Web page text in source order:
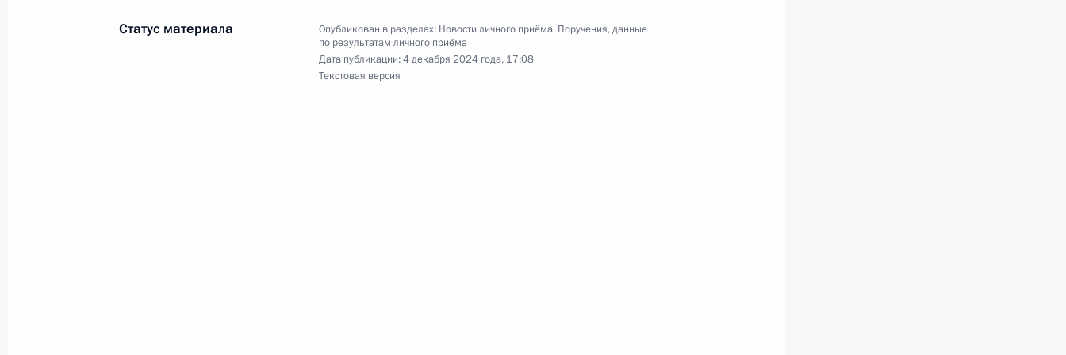
О ходе исполнения поручения, данного по итогам личного приёма в режиме видео-
Статус материала Опубликован в разделах: Новости личного приёма, Поручения, данные
по результатам личного приёма
Дата публикации:4 декабря 2024 года, 17:08
Текстовая версия